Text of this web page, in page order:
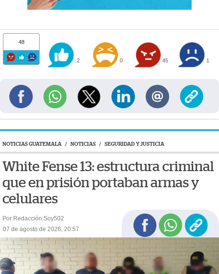
48
2 0 45 1
NOTICIAS GUATEMALA / NOTICIAS / SEGURIDAD Y JUSTICIA
White Fense 13: estructura criminal
que en prisión portaban armas y
celulares
Por Redacción Soy502
07 de agosto de 2026, 20:57